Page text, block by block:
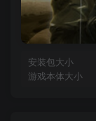
安装包大小
游戏本体大小